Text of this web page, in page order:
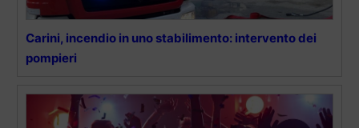
Carini, incendio in uno stabilimento: intervento dei
pompieri